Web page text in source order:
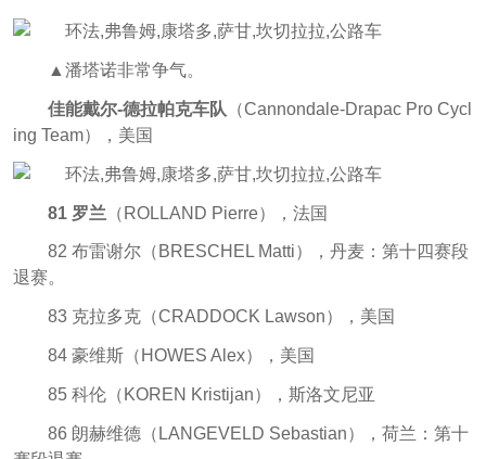
▲潘塔诺非常争气。
佳能戴尔-德拉帕克车队 （Cannondale-Drapac Pro Cycl
ing Team），美国
81 罗兰 （ROLLAND Pierre），法国
82 布雷谢尔（BRESCHEL Matti），丹麦：第十四赛段
退赛。
83 克拉多克（CRADDOCK Lawson），美国
84 豪维斯（HOWES Alex），美国
85 科伦（KOREN Kristijan），斯洛文尼亚
86 朗赫维德（LANGEVELD Sebastian），荷兰：第十